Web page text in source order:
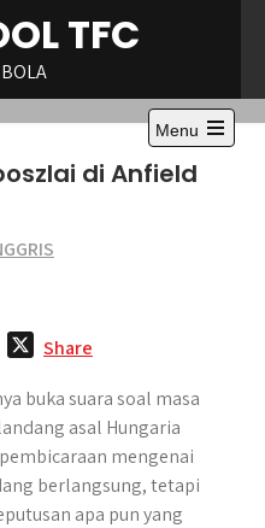
TFC
Menu
Open
the
main
di Anfield
Share
buka suara soal masa
asal Hungaria
mengenai
berlangsung, tetapi
apa pun yang